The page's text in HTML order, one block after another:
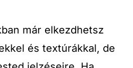
már elkezdhetsz
és textúrákkal, de